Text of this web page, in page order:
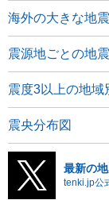
海外の大きな地震
震源地ごとの地
震度3以上の地域
震央分布図
最新の
tenki.jp公